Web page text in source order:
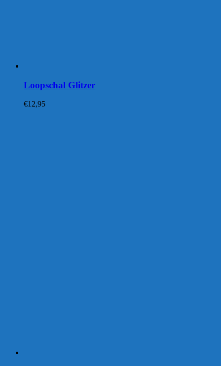
Loopschal Glitzer
€12,95